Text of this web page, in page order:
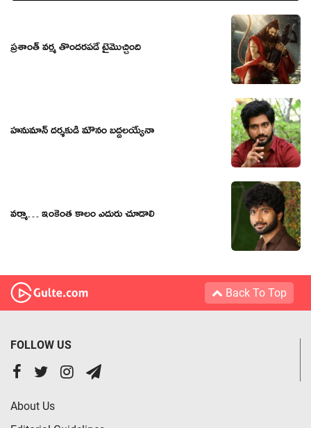
ప్రశాంత్ వర్మ తొందరపడే టైమొచ్చింది
హనుమాన్ దర్శకుడి మౌనం బద్దలయ్యేనా
వర్మా… ఇంకెంత కాలం ఎదురు చూడాలి
Back To Top
FOLLOW US
About Us